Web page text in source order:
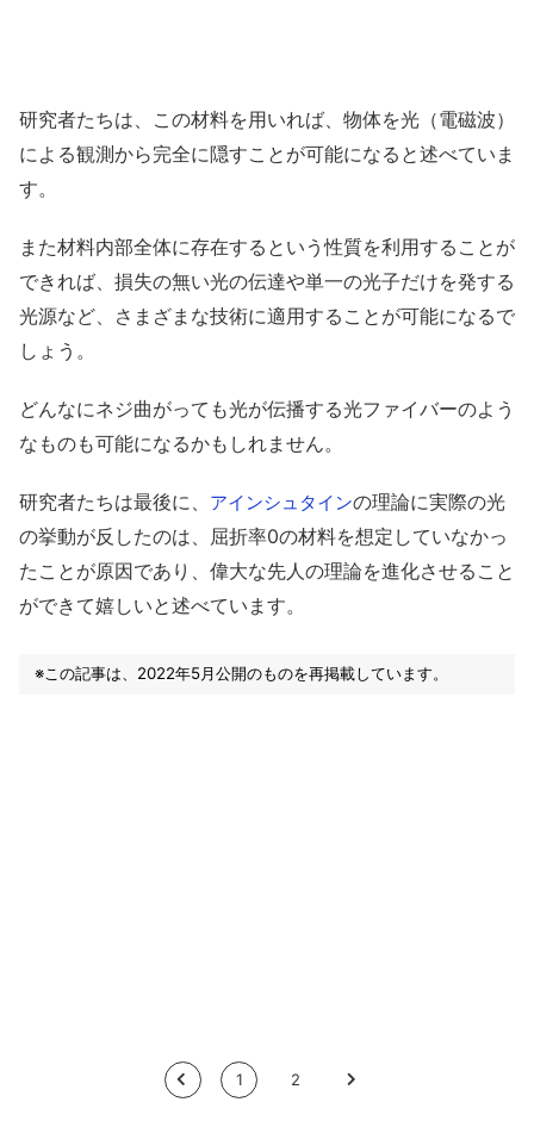
研究者たちは、この材料を用いれば、物体を光（電磁波）
による観測から完全に隠すことが可能になると述べていま
す。
また材料内部全体に存在するという性質を利用することが
できれば、損失の無い光の伝達や単一の光子だけを発する
光源など、さまざまな技術に適用することが可能になるで
しょう。
どんなにネジ曲がっても光が伝播する光ファイバーのよう
なものも可能になるかもしれません。
研究者たちは最後に、 アインシュタインの理論に実際の光
の挙動が反したのは、屈折率0の材料を想定していなかっ
たことが原因であり、偉大な先人の理論を進化させること
ができて嬉しいと述べています。
※この記事は、2022年5月公開のものを再掲載しています。
< 1 2 >